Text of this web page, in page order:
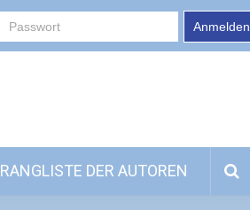
Anmelden
RANGLISTE DER AUTOREN